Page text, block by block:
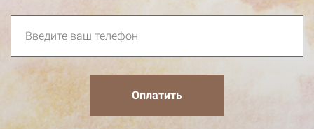
Оплатить